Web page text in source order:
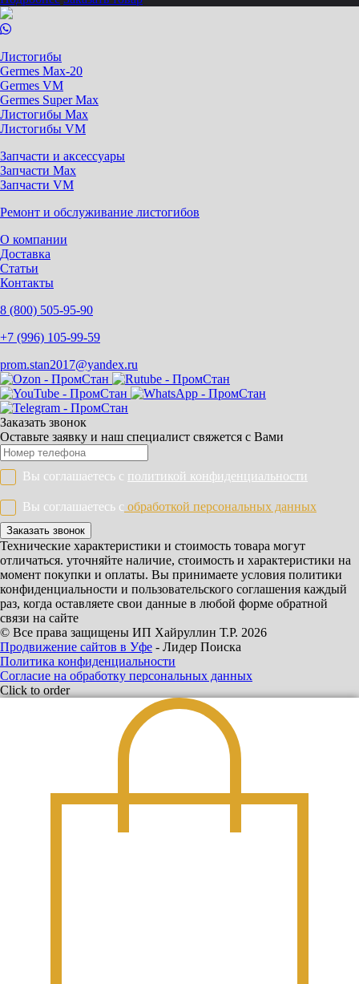
Листогибы
Germes Max-20
Germes VM
Germes Super Max
Листогибы Max
Листогибы VM
Запчасти и аксессуары
Запчасти Max
Запчасти VM
Ремонт и обслуживание листогибов
О компании
Доставка
Статьи
Контакты
8 (800) 505-95-90
+7 (996) 105-99-59
prom.stan2017@yandex.ru
Заказать звонок
Оставьте заявку и наш специалист свяжется с Вами
Вы соглашаетесь с политикой конфиденциальности
Вы соглашаетесь с обработкой персональных данных
Заказать звонок
Технические характеристики и стоимость товара могут
отличаться. уточняйте наличие, стоимость и характеристики на
момент покупки и оплаты. Вы принимаете условия политики
конфиденциальности и пользовательского соглашения каждый
раз, когда оставляете свои данные в любой форме обратной
связи на сайте
© Все права защищены ИП Хайруллин Т.Р. 2026
Продвижение сайтов в Уфе - Лидер Поиска
Политика конфиденциальности
Согласие на обработку персональных данных
Click to order